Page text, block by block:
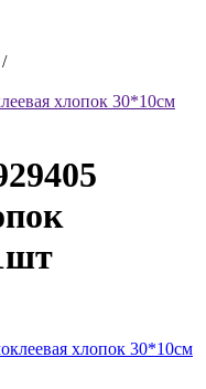
/
хлопок 30*10см